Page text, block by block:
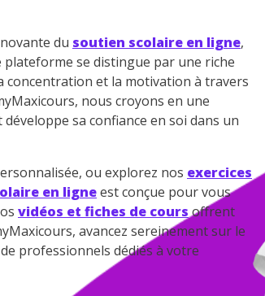
du soutien scolaire en ligne,
plateforme se distingue par une riche
concentration et la motivation à travers
nous croyons en une
sa confiance en soi dans un
ou explorez nos exercices
en ligneest conçue pour vous
vidéos et fiches de coursoffrent
avancez sereinement sur le
professionnels dédiés à votre